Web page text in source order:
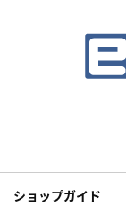
ショップガイド